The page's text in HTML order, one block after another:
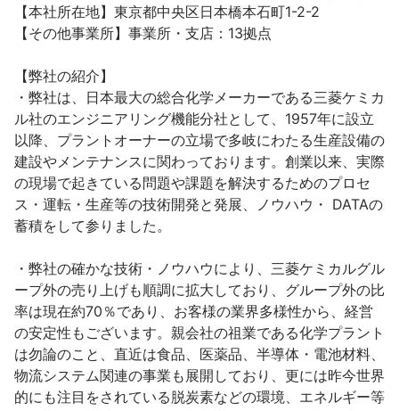
【本社所在地】東京都中央区日本橋本石町1-2-2
【その他事業所】事業所・支店：13拠点
【弊社の紹介】
・弊社は、日本最大の総合化学メーカーである三菱ケミカ
ル社のエンジニアリング機能分社として、1957年に設立
以降、プラントオーナーの立場で多岐にわたる生産設備の
建設やメンテナンスに関わっております。創業以来、実際
の現場で起きている問題や課題を解決するためのプロセ
ス・運転・生産等の技術開発と発展、ノウハウ・ DATAの
蓄積をして参りました。
・弊社の確かな技術・ノウハウにより、三菱ケミカルグル
ープ外の売り上げも順調に拡大しており、グループ外の比
率は現在約70％であり、お客様の業界多様性から、経営
の安定性もございます。親会社の祖業である化学プラント
は勿論のこと、直近は食品、医薬品、半導体・電池材料、
物流システム関連の事業も展開しており、更には昨今世界
的にも注目をされている脱炭素などの環境、エネルギー等